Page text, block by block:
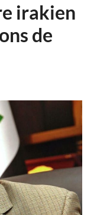
irakien
de